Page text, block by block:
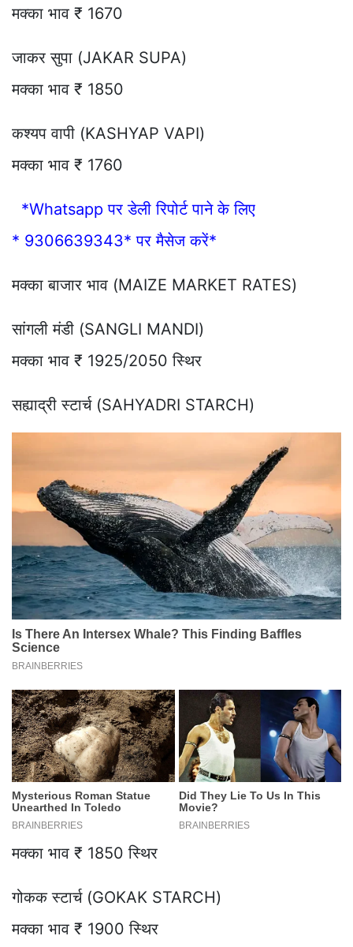
मक्का भाव ₹ 1670
जाकर सुपा (JAKAR SUPA)
मक्का भाव ₹ 1850
कश्यप वापी (KASHYAP VAPI)
मक्का भाव ₹ 1760
*Whatsapp पर डेली रिपोर्ट पाने के लिए
* 9306639343* पर मैसेज करें*
मक्का बाजार भाव (MAIZE MARKET RATES)
सांगली मंडी (SANGLI MANDI)
मक्का भाव ₹ 1925/2050 स्थिर
सह्याद्री स्टार्च (SAHYADRI STARCH)
मक्का भाव ₹ 1850 स्थिर
गोकक स्टार्च (GOKAK STARCH)
मक्का भाव ₹ 1900 स्थिर